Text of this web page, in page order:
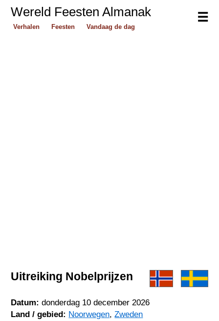
☰
Wereld Feesten Almanak
Verhalen Feesten Vandaag de dag
Uitreiking Nobelprijzen
Datum: donderdag 10 december 2026
Land / gebied: Noorwegen,Zweden